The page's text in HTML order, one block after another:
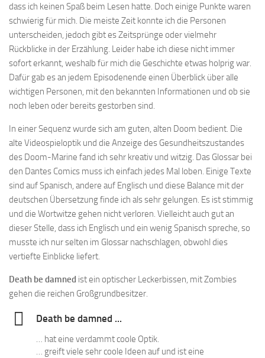
dass ich keinen Spaß beim Lesen hatte. Doch einige Punkte waren
schwierig für mich. Die meiste Zeit konnte ich die Personen
unterscheiden, jedoch gibt es Zeitsprünge oder vielmehr
Rückblicke in der Erzählung. Leider habe ich diese nicht immer
sofort erkannt, weshalb für mich die Geschichte etwas holprig war.
Dafür gab es an jedem Episodenende einen Überblick über alle
wichtigen Personen, mit den bekannten Informationen und ob sie
noch leben oder bereits gestorben sind.
In einer Sequenz wurde sich am guten, alten Doom bedient. Die
alte Videospieloptik und die Anzeige des Gesundheitszustandes
des Doom-Marine fand ich sehr kreativ und witzig. Das Glossar bei
den Dantes Comics muss ich einfach jedes Mal loben. Einige Texte
sind auf Spanisch, andere auf Englisch und diese Balance mit der
deutschen Übersetzung finde ich als sehr gelungen. Es ist stimmig
und die Wortwitze gehen nicht verloren. Vielleicht auch gut an
dieser Stelle, dass ich Englisch und ein wenig Spanisch spreche, so
musste ich nur selten im Glossar nachschlagen, obwohl dies
vertiefte Einblicke liefert.
Death be damned ist ein optischer Leckerbissen, mit Zombies
gehen die reichen Großgrundbesitzer.
Death be damned ...
… hat eine verdammt coole Optik.
… greift viele sehr coole Ideen auf und ist eine